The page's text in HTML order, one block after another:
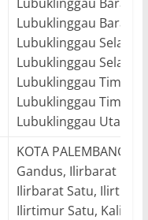
Lubuklinggau Barat
Lubuklinggau Selatan
Lubuklinggau Selatan
Lubuklinggau Timur
Lubuklinggau Timur
Lubuklinggau Utara
KOTA PALEMBANG :
Gandus, Ilirbarat Dua,
Ilirbarat Satu,
Ilirtimur Satu,